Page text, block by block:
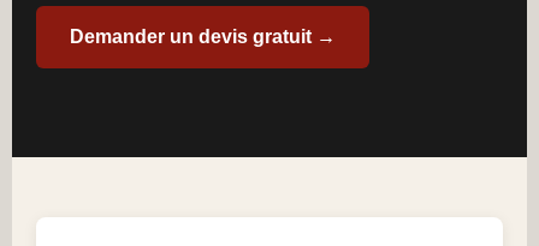
Demander un devis gratuit →